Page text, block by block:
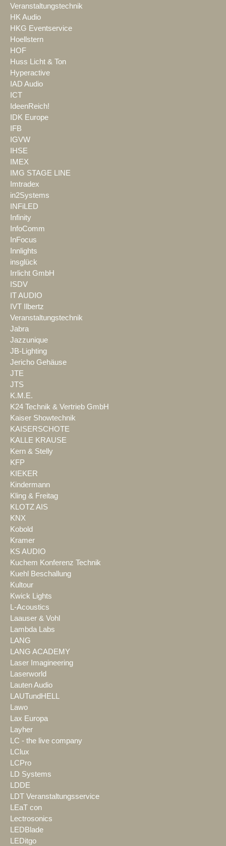
Veranstaltungstechnik
HK Audio
HKG Eventservice
Hoellstern
HOF
Huss Licht & Ton
Hyperactive
IAD Audio
ICT
IdeenReich!
IDK Europe
IFB
IGVW
IHSE
IMEX
IMG STAGE LINE
Imtradex
in2Systems
INFiLED
Infinity
InfoComm
InFocus
Innlights
insglück
Irrlicht GmbH
ISDV
IT AUDIO
IVT Ilbertz
Veranstaltungstechnik
Jabra
Jazzunique
JB-Lighting
Jericho Gehäuse
JTE
JTS
K.M.E.
K24 Technik & Vertrieb GmbH
Kaiser Showtechnik
KAISERSCHOTE
KALLE KRAUSE
Kern & Stelly
KFP
KIEKER
Kindermann
Kling & Freitag
KLOTZ AIS
KNX
Kobold
Kramer
KS AUDIO
Kuchem Konferenz Technik
Kuehl Beschallung
Kultour
Kwick Lights
L-Acoustics
Laauser & Vohl
Lambda Labs
LANG
LANG ACADEMY
Laser Imagineering
Laserworld
Lauten Audio
LAUTundHELL
Lawo
Lax Europa
Layher
LC - the live company
LClux
LCPro
LD Systems
LDDE
LDT Veranstaltungsservice
LEaT con
Lectrosonics
LEDBlade
LEDitgo